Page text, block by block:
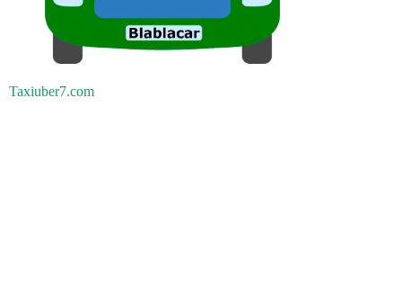
Taxiuber7.com